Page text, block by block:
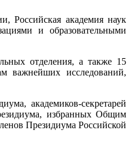
Российская академия наук
и образовательными
отделения, а также 15
важнейших исследований,
академиков-секретарей
избранных Общим
Президиума Российской